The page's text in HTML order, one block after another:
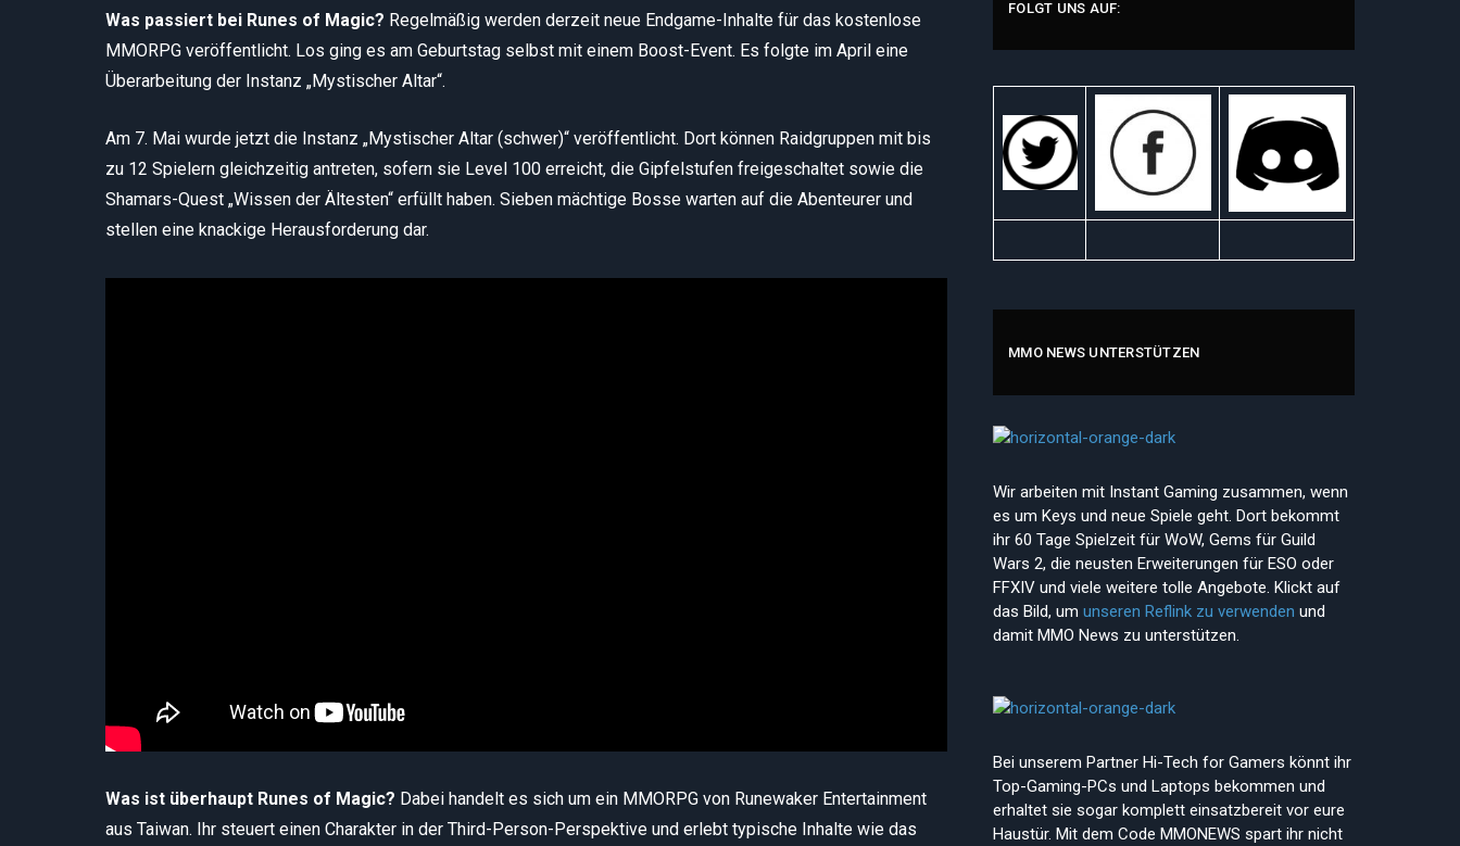
Was passiert bei Runes of Magic? Regelmäßig werden derzeit neue Endgame-Inhalte für das kostenlose
MMORPG veröffentlicht. Los ging es am Geburtstag selbst mit einem Boost-Event. Es folgte im April eine
Überarbeitung der Instanz „Mystischer Altar“.
Am 7. Mai wurde jetzt die Instanz „Mystischer Altar (schwer)“ veröffentlicht. Dort können Raidgruppen mit bis
zu 12 Spielern gleichzeitig antreten, sofern sie Level 100 erreicht, die Gipfelstufen freigeschaltet sowie die
Shamars-Quest „Wissen der Ältesten“ erfüllt haben. Sieben mächtige Bosse warten auf die Abenteurer und
stellen eine knackige Herausforderung dar.
Was ist überhaupt Runes of Magic? Dabei handelt es sich um ein MMORPG von Runewaker Entertainment
aus Taiwan. Ihr steuert einen Charakter in der Third-Person-Perspektive und erlebt typische Inhalte wie das
FOLGT UNS AUF:
MMO NEWS UNTERSTÜTZEN
Wir arbeiten mit Instant Gaming zusammen, wenn
es um Keys und neue Spiele geht. Dort bekommt
ihr 60 Tage Spielzeit für WoW, Gems für Guild
Wars 2, die neusten Erweiterungen für ESO oder
FFXIV und viele weitere tolle Angebote. Klickt auf
das Bild, um unseren Reflink zu verwenden und
damit MMO News zu unterstützen.
Bei unserem Partner Hi-Tech for Gamers könnt ihr
Top-Gaming-PCs und Laptops bekommen und
erhaltet sie sogar komplett einsatzbereit vor eure
Haustür. Mit dem Code MMONEWS spart ihr nicht